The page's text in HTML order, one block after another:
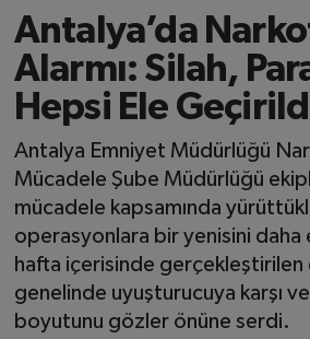
Antalya’da
Alarmı: Silah,
Hepsi Ele
Antalya Emniyet Müdürlüğü
Mücadele Şube Müdürlüğü
mücadele kapsamında
operasyonlara bir yenisini daha
hafta içerisinde gerçekleştirilen
genelinde uyuşturucuya karşı
boyutunu gözler önüne serdi.